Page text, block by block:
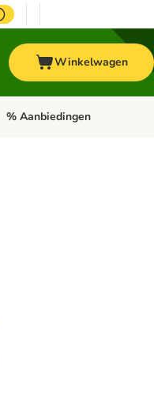
Winkelwagen
Open categorie menu:
% Aanbiedingen